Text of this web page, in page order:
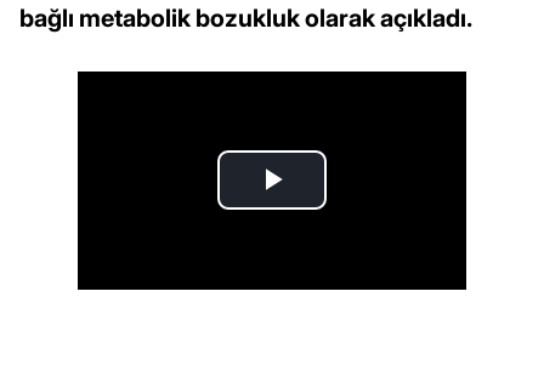
bağlı metabolik bozukluk olarak açıkladı.